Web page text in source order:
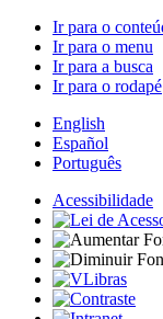
Ir para o
Ir para o menu
Ir para a busca
Ir para o rodapé
English
Español
Português
Acessibilidade